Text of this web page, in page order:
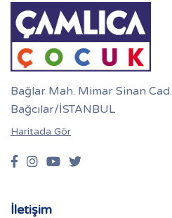
Bağlar Mah. Mimar Sinan
Bağcılar/İSTANBUL
Haritada Gör
İletişim